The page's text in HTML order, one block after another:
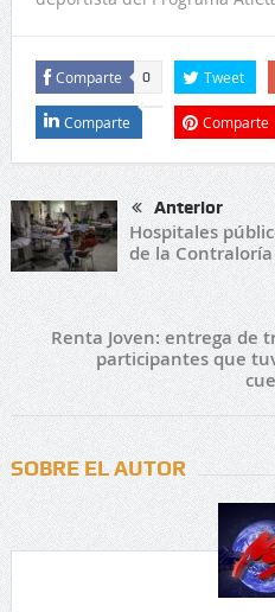
Comparte 0 Tweet
Comparte Comparte
Anterior
Hospitales
de la Contraloría
Renta Joven: entrega de
participantes que
SOBRE EL AUTOR